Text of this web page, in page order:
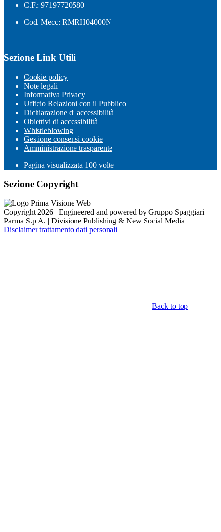
C.F.: 97197720580
Cod. Mecc: RMRH04000N
Sezione Link Utili
Cookie policy
Note legali
Informativa Privacy
Ufficio Relazioni con il Pubblico
Dichiarazione di accessibilità
Obiettivi di accessibilità
Whistleblowing
Gestione consensi cookie
Amministrazione trasparente
Pagina visualizzata 100 volte
Sezione Copyright
Copyright 2026 | Engineered and powered by Gruppo Spaggiari
Parma S.p.A. | Divisione Publishing & New Social Media
Disclaimer trattamento dati personali
Back to top